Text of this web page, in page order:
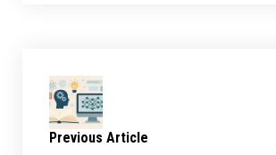
Previous Article